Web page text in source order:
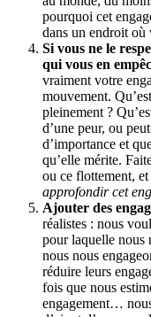
pourquoi cet
dans un endroit où
Si vous ne le
qui vous en
vraiment votre
mouvement.
pleinement ?
d’une peur, ou
d’importance et
qu’elle mérite.
ou ce flottement, et
approfondir cet
Ajouter des
réalistes : nous
pour laquelle nous
nous nous
réduire leurs
fois que nous
engagement…